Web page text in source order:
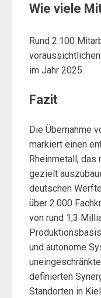
Wie viele
Rund 2.100
im Jahr 2025.
Fazit
Die Übernahme
markiert einen
Rheinmetall,
gezielt
deutschen
über 2.000
von rund 1,3
und autonome
definierten
Standorten in